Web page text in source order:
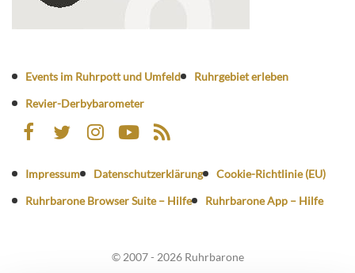
Events im Ruhrpott und Umfeld
Ruhrgebiet erleben
Revier-Derbybarometer
Impressum Datenschutzerklärung
Cookie-Richtlinie (EU)
Ruhrbarone Browser Suite – Hilfe
Ruhrbarone App – Hilfe
© 2007 - 2026 Ruhrbarone